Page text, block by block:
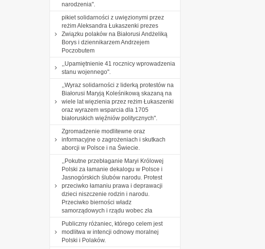
narodzenia".
pikiet solidarności z uwięzionymi przez
reżim Aleksandra Łukaszenki prezes
Związku polaków na Białorusi Andżeliką
Borys i dziennikarzem Andrzejem
Poczobutem
,,Upamiętnienie 41 rocznicy wprowadzenia
stanu wojennego".
,,Wyraz solidarności z liderką protestów na
Białorusi Maryją Koleśnikową skazaną na
wiele lat więzienia przez reżim Łukaszenki
oraz wyrazem wsparcia dla 1705
białoruskich więźniów politycznych".
Zgromadzenie modlitewne oraz
informacyjne o zagrożeniach i skutkach
aborcji w Polsce i na Świecie.
,,Pokutne przebłaganie Maryi Królowej
Polski za łamanie dekalogu w Polsce i
Jasnogórskich ślubów narodu. Protest
przeciwko łamaniu prawa i deprawacji
dzieci niszczenie rodzin i narodu.
Przeciwko bierności władz
samorządowych i rządu wobec zła
Publiczny różaniec, którego celem jest
modlitwa w intencji odnowy moralnej
Polski i Polaków.